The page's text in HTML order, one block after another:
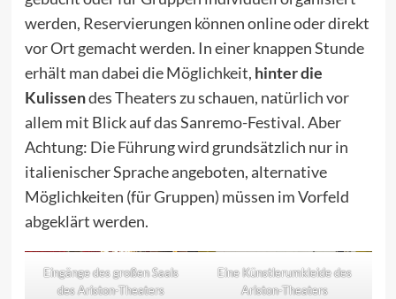
werden, Reservierungen können online oder direkt
vor Ort gemacht werden. In einer knappen Stunde
erhält man dabei die Möglichkeit, hinter die
Kulissendes Theaters zu schauen, natürlich vor
allem mit Blick auf das Sanremo-Festival. Aber
Achtung: Die Führung wird grundsätzlich nur in
italienischer Sprache angeboten, alternative
Möglichkeiten (für Gruppen) müssen im Vorfeld
abgeklärt werden.
Eingänge des großen Saals
des Ariston-Theaters
Eine Künstlerumkleide des
Ariston-Theaters